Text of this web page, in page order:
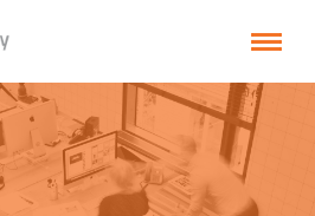
HOME
OPLOSSINGEN